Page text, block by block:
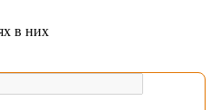
в них